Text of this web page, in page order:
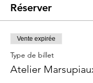
Réserver
Vente expirée
Type de billet
Atelier